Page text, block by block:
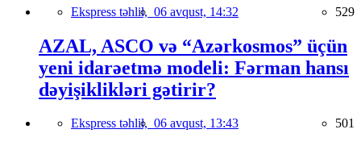
Ekspress təhlil, 06 avqust, 14:32 529
AZAL, ASCO və “Azərkosmos” üçün
yeni idarəetmə modeli: Fərman hansı
dəyişiklikləri gətirir?
Ekspress təhlil, 06 avqust, 13:43 501